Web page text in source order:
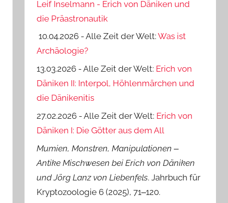
Leif Inselmann - Erich von Däniken und
die Präastronautik
10.04.2026 - Alle Zeit der Welt:Was ist
Archäologie?
13.03.2026 - Alle Zeit der Welt: Erich von
Däniken II: Interpol, Höhlenmärchen und
die Dänikenitis
27.02.2026 - Alle Zeit der Welt: Erich von
Däniken I: Die Götter aus dem All
Mumien, Monstren, Manipulationen ‒
Antike Mischwesen bei Erich von Däniken
und Jörg Lanz von Liebenfels. Jahrbuch für
Kryptozoologie 6 (2025), 71‒120.